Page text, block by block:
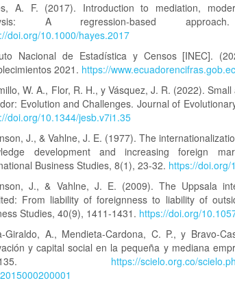
A. F. (2017). Introduction to mediation,
A regression-based
doi.org/10.1000/hayes.2017
Nacional de Estadística y Censos [INEC].
2021. https://
W. A., Flor, R. H., y Vásquez, J. R. (2022).
Evolution and Challenges. Journal of
doi.org/10.1344/jesb.v7i1.35
J., & Vahlne, J. E. (1977). The
development and increasing foreign
Business Studies, 8(1), 23-32. https://doi.org/
J., & Vahlne, J. E. (2009). The Uppsala
From liability of foreignness to liability of
Studies, 40(9), 1411-1431. https://doi.org/
Giraldo, A., Mendieta-Cardona, C. P., y Bravo-
y capital social en la pequeña y mediana
135. https://scielo.org.co/